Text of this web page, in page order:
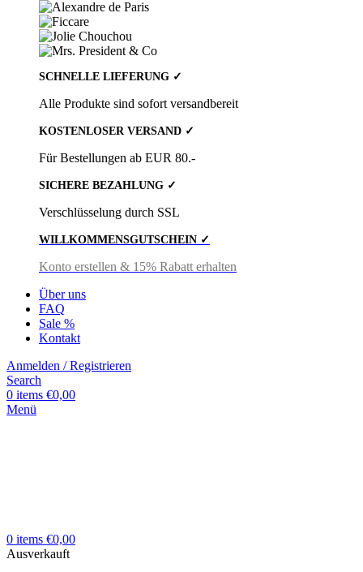
SCHNELLE LIEFERUNG ✓
Alle Produkte sind sofort versandbereit
KOSTENLOSER VERSAND ✓
Für Bestellungen ab EUR 80.-
SICHERE BEZAHLUNG ✓
Verschlüsselung durch SSL
WILLKOMMENSGUTSCHEIN ✓
Konto erstellen & 15% Rabatt erhalten
Über uns
FAQ
Sale %
Kontakt
Anmelden / Registrieren
Search
0 items €0,00
Menü
0 items €0,00
Ausverkauft